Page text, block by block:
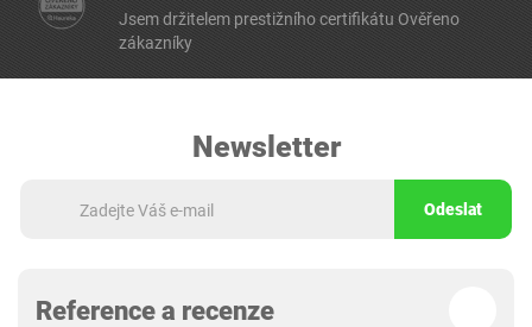
Jsem držitelem prestižního certifikátu Ověřeno
zákazníky
Newsletter
Odeslat
Reference a recenze